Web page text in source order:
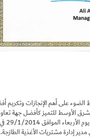
على أهم الإنجازات وتكريم
الأوسط للتميز كأفضل جهة
إدارة مشتريات الأغذية الطازجة.
Set Youtube Channel ID